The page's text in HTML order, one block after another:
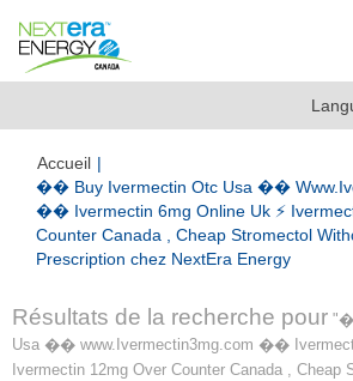
Accueil |
�� Buy Ivermectin Otc Usa ��
�� Ivermectin 6mg Online Uk ⚡
Counter Canada , Cheap Stromectol
Prescription chez NextEra Energy(page
Résultats de la recherche pour
Usa �� www.Ivermectin3mg.com ��
Ivermectin 12mg Over Counter Canada , Cheap